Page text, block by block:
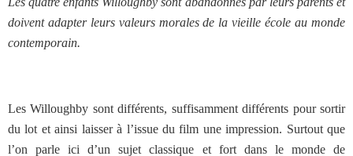
doivent adapter leurs valeurs morales de la vieille école au monde
contemporain.
Les Willoughby sont différents, suffisamment différents pour sortir
du lot et ainsi laisser à l’issue du film une impression. Surtout que
l’on parle ici d’un sujet classique et fort dans le monde de